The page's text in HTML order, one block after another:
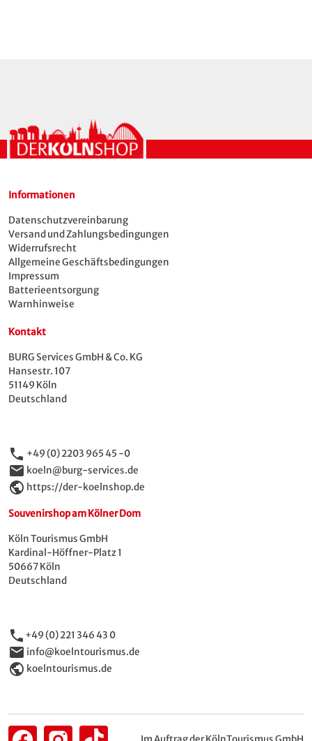
Informationen
Datenschutzvereinbarung
Versand und Zahlungsbedingungen
Widerrufsrecht
Allgemeine Geschäftsbedingungen
Impressum
Batterieentsorgung
Warnhinweise
Kontakt
BURG Services GmbH & Co. KG
Hansestr. 107
51149 Köln
Deutschland
phone +49 (0) 2203 965 45 -0
email koeln@burg-services.de
public https://der-koelnshop.de
Souvenirshop am Kölner Dom
Köln Tourismus GmbH
Kardinal-Höffner-Platz 1
50667 Köln
Deutschland
phone +49 (0) 221 346 43 0
email info@koelntourismus.de
public koelntourismus.de